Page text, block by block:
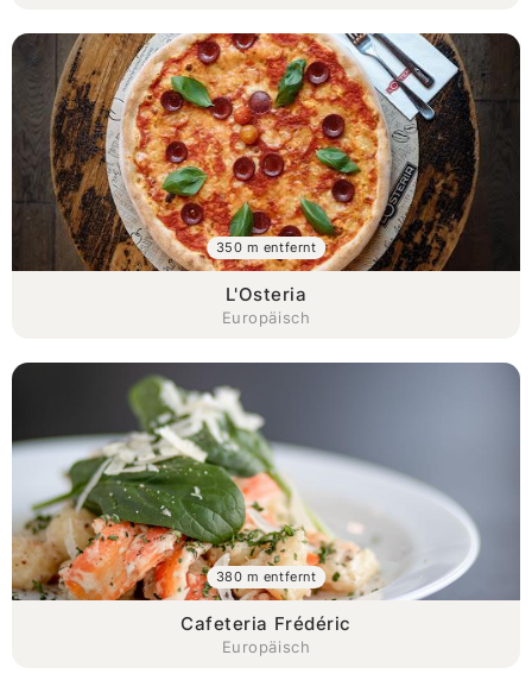
L'Osteria
Europäisch
350 m entfernt
Cafeteria Frédéric
Europäisch
380 m entfernt